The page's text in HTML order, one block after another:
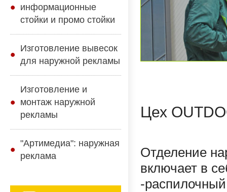
информационные
стойки и промо стойки
Изготовление вывесок
для наружной рекламы
Изготовление и
монтаж наружной
рекламы
"Артимедиа": наружная
реклама
Цех
Отделение
включает в
-